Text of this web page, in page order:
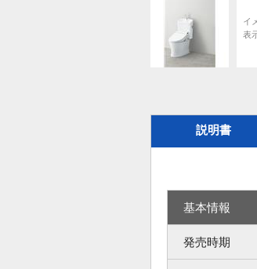
イ
表
説明書
基本情報
発売時期